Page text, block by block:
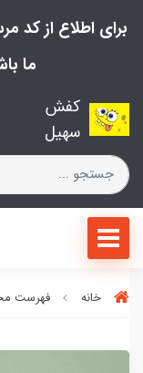
برای اطلاع از کد
ما
کفش
سهیل
خانه فهرست